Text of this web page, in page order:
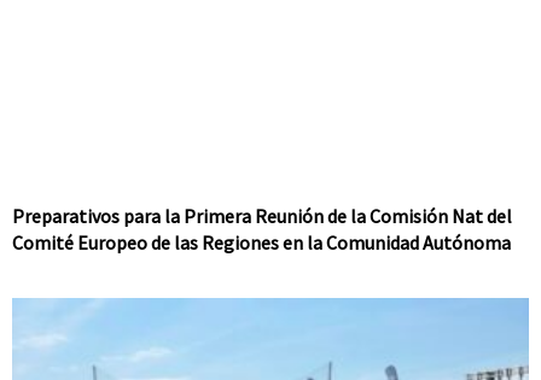
Preparativos para la Primera Reunión de la Comisión Nat del
Comité Europeo de las Regiones en la Comunidad Autónoma